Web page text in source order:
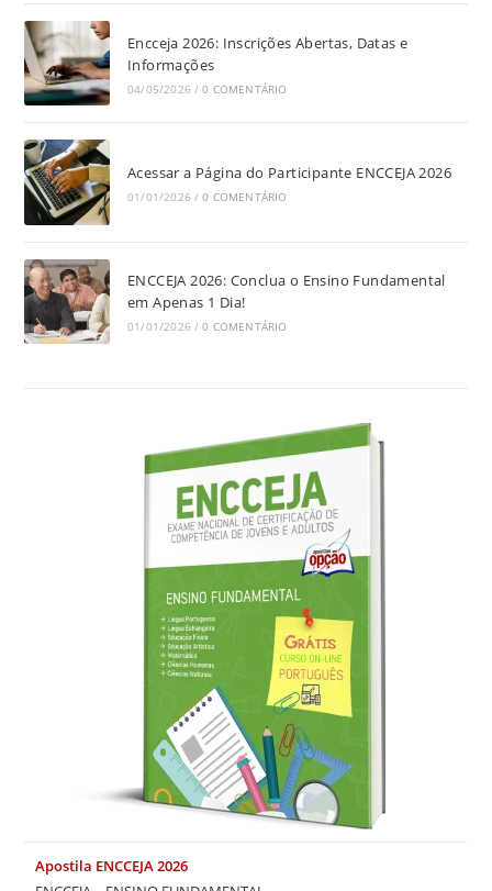
Encceja 2026: Inscrições Abertas, Datas e
Informações
04/05/2026 / 0 COMENTÁRIO
Acessar a Página do Participante ENCCEJA 2026
01/01/2026 / 0 COMENTÁRIO
ENCCEJA 2026: Conclua o Ensino Fundamental
em Apenas 1 Dia!
01/01/2026 / 0 COMENTÁRIO
Apostila ENCCEJA 2026